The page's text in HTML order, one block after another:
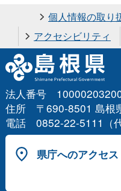
個人情報の取り
アクセシビリティ
法人番号
住所 〒690-8501 島根
電話 0852-22-5111（代
県庁へのアクセス